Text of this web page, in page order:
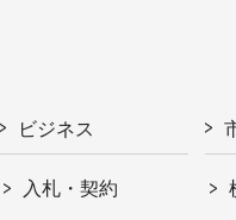
ビジネス
入札・契約